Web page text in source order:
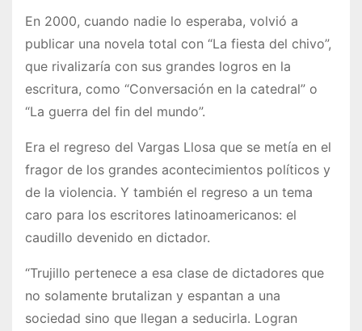
En 2000, cuando nadie lo esperaba, volvió a
publicar una novela total con “La fiesta del chivo”,
que rivalizaría con sus grandes logros en la
escritura, como “Conversación en la catedral” o
“La guerra del fin del mundo”.
Era el regreso del Vargas Llosa que se metía en el
fragor de los grandes acontecimientos políticos y
de la violencia. Y también el regreso a un tema
caro para los escritores latinoamericanos: el
caudillo devenido en dictador.
“Trujillo pertenece a esa clase de dictadores que
no solamente brutalizan y espantan a una
sociedad sino que llegan a seducirla. Logran